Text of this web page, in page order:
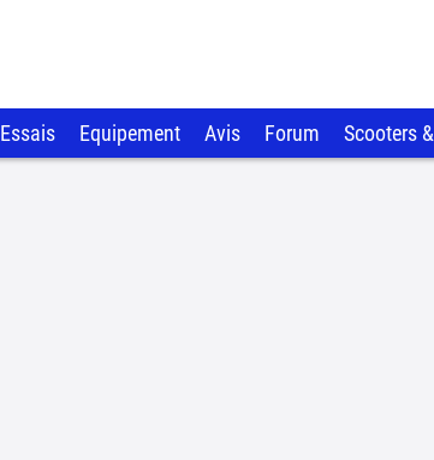
Essais Equipement Avis Forum Scooters